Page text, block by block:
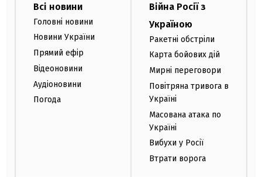
Всі новини
Головні новини
Новини України
Прямий ефір
Відеоновини
Аудіоновини
Погода
Війна Росії з
Україною
Ракетні обстріли
Карта бойових дій
Мирні переговори
Повітряна тривога в
Україні
Масована атака по
Україні
Вибухи у Росії
Втрати ворога